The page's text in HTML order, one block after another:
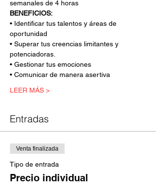
semanales de 4 horas
BENEFICIOS:
• Identificar tus talentos y áreas de
oportunidad
• Superar tus creencias limitantes y
potenciadoras.
• Gestionar tus emociones
• Comunicar de manera asertiva
LEER MÁS >
Entradas
Venta finalizada
Tipo de entrada
Precio individual